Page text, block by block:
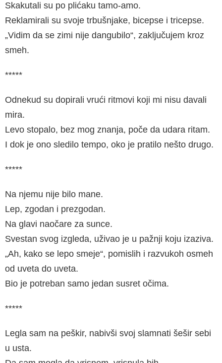
Skakutali su po plićaku tamo-amo.
Reklamirali su svoje trbušnjake, bicepse i tricepse.
„Vidim da se zimi nije dangubilo“, zaključujem kroz
smeh.
*****
Odnekud su dopirali vrući ritmovi koji mi nisu davali
mira.
Levo stopalo, bez mog znanja, poče da udara ritam.
I dok je ono sledilo tempo, oko je pratilo nešto drugo.
*****
Na njemu nije bilo mane.
Lep, zgodan i prezgodan.
Na glavi naočare za sunce.
Svestan svog izgleda, uživao je u pažnji koju izaziva.
„Ah, kako se lepo smeje“, pomislih i razvukoh osmeh
od uveta do uveta.
Bio je potreban samo jedan susret očima.
*****
Legla sam na peškir, nabivši svoj slamnati šešir sebi
u usta.